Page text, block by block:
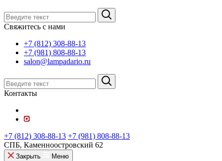
Свяжитесь с нами
+7 (812) 308-88-13
+7 (981) 808-88-13
salon@lampadario.ru
Контакты
+7 (812) 308-88-13 +7 (981) 808-88-13
СПБ, Каменноостровский 62
Закрыть Меню